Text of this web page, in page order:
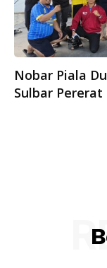
Nobar Piala
Sulbar